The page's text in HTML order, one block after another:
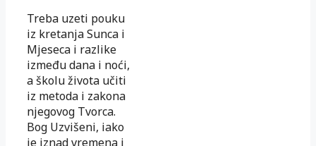
Treba uzeti pouku
iz kretanja Sunca i
Mjeseca i razlike
između dana i noći,
a školu života učiti
iz metoda i zakona
njegovog Tvorca.
Bog Uzvišeni, iako
je iznad vremena i